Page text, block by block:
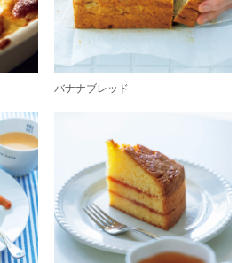
バナナブレッド